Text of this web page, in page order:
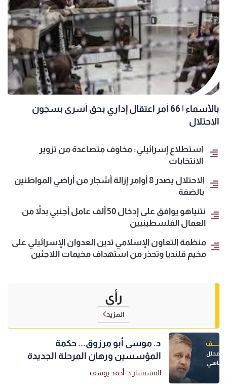
بالأسماء | 66 أمر اعتقال إداري بحق أسرى بسجون
الاحتلال
استطلاع إسرائيلي: مخاوف متصاعدة من تزوير
الانتخابات
الاحتلال يصدر 8 أوامر إزالة أشجار من أراضي المواطنين
بالضفة
نتنياهو يوافق على إدخال 50 ألف عامل أجنبي بدلاً من
العمال الفلسطينيين
منظمة التعاون الإسلامي تدين العدوان الإسرائيلي على
مخيم قلنديا وتحذر من استهداف مخيمات اللاجئين
رأي
المزيد
د. موسى أبو مرزوق... حكمة
المؤسسين ورهان المرحلة الجديدة
المستشار د. أحمد يوسف